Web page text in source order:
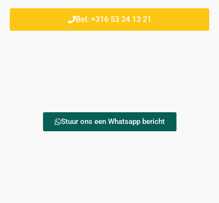
Bel: +316 53 24 13 21
Stuur ons een Whatsapp bericht